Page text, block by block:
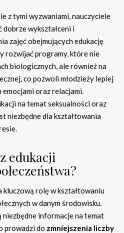
z tymi wyzwaniami, nauczyciele
wykształceni i
zajęć obejmujących edukację
rozwijać programy, które nie
biologicznych, ale również na
co pozwoli młodzieży lepiej
emocjami oraz relacjami.
na temat seksualności oraz
niezbędne dla kształtowania
edukacji
kluczową rolę w kształtowaniu
w danym środowisku.
informacje na temat
prowadzi do zmniejszenia liczby